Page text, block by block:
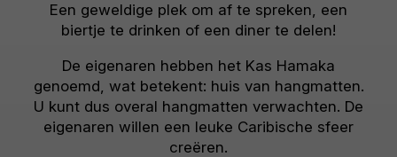
Een geweldige plek om af te spreken, een
biertje te drinken of een diner te delen!
De eigenaren hebben het Kas Hamaka
genoemd, wat betekent: huis van hangmatten.
U kunt dus overal hangmatten verwachten. De
eigenaren willen een leuke Caribische sfeer
creëren.